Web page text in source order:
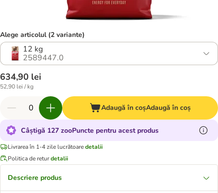
Alege articolul (2 variante)
12 kg
2589447.0
634,90 lei
52,90 lei / kg
Adaugă în coșAdaugă în coș
Câștigă 127 zooPuncte pentru acest produs
Livrarea în 1-4 zile lucrătoaredetalii
Politica de returdetalii
Descriere produs